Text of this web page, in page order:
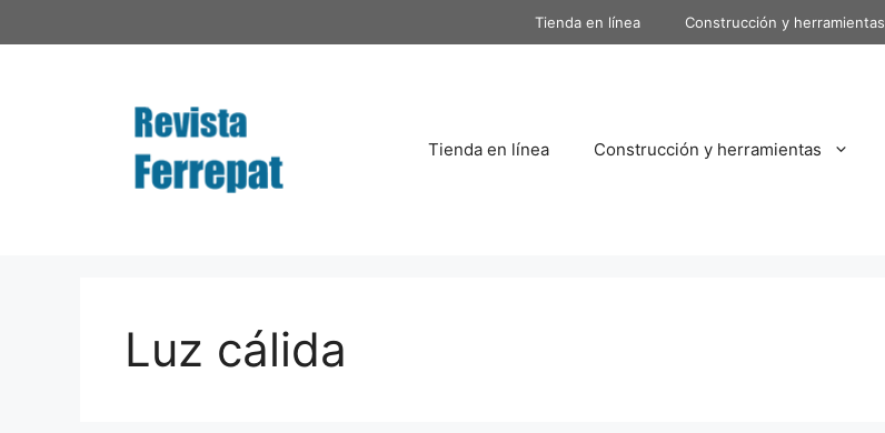
al
Tienda en línea Construcción y herramientas
Tienda en línea Construcción y herramientas
Luz cálida